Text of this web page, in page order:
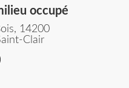
occupé
14200
Clair